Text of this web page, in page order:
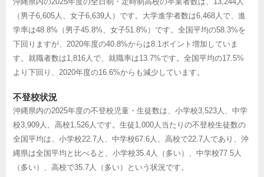
（男子6,605人、女子6,639人）です。大学進学者数は6,468人で、進
学率は48.8%（男子45.8%、女子51.8%）です。全国平均の58.3%を
下回りますが、2020年度の40.8%からは8.1ポイント増加していま
す。就職者数は1,816人で、就職率は13.7%です。全国平均の17.5%
より下回り、2020年度の16.6%からも減少しています。
不登校状況
沖縄県内の2025年度の不登校児童・生徒数は、小学校3,523人、中学
校3,909人、高校1,526人です。生徒1,000人当たりの不登校生徒数の
全国平均は、小学校22.7人、中学校67.6人、高校で22.7人であり、沖
縄県は全国平均と比べると、小学校35.4人（多い）、中学校77.5人
（多い）、高校で35.7人（多い）という状況です。